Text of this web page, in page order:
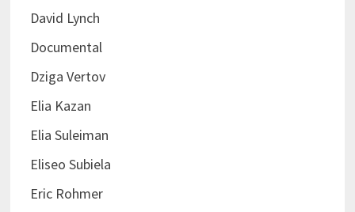
David Lynch
Documental
Dziga Vertov
Elia Kazan
Elia Suleiman
Eliseo Subiela
Eric Rohmer